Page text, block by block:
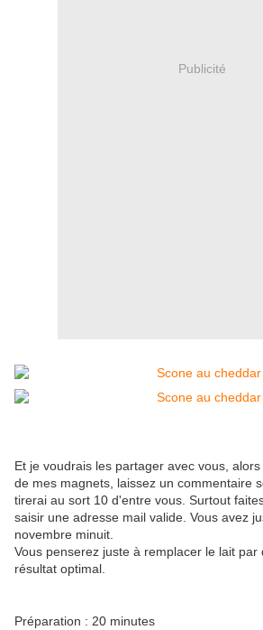
Publicité
Et je voudrais les partager avec vous,
de mes magnets, laissez un commentaire
tirerai au sort 10 d'entre vous. Surtout
saisir une adresse mail valide. Vous avez
novembre minuit.
Vous penserez juste à remplacer le lait par
résultat optimal.
Préparation : 20 minutes